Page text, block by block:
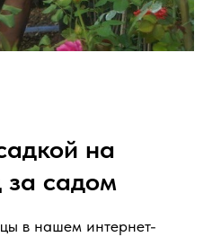
на
за садом
в нашем интернет-